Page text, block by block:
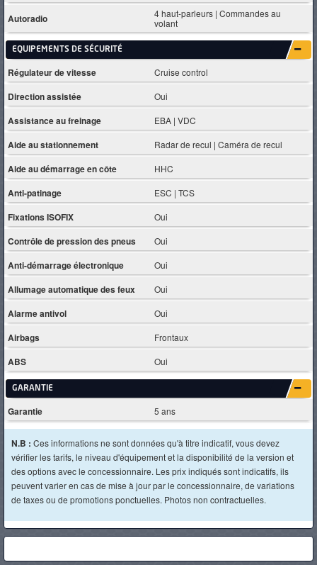
Autoradio
4 haut-parleurs | Commandes au
volant
EQUIPEMENTS DE SÉCURITÉ
Régulateur de vitesse Cruise control
Direction assistée Oui
Assistance au freinage EBA | VDC
Aide au stationnement Radar de recul | Caméra de recul
Aide au démarrage en côte HHC
Anti-patinage ESC | TCS
Fixations ISOFIX Oui
Contrôle de pression des pneus Oui
Anti-démarrage électronique Oui
Allumage automatique des feux Oui
Alarme antivol Oui
Airbags Frontaux
ABS Oui
GARANTIE
Garantie 5 ans
N.B : Ces informations ne sont données qu'à titre indicatif, vous devez
vérifier les tarifs, le niveau d'équipement et la disponibilité de la version et
des options avec le concessionnaire. Les prix indiqués sont indicatifs, ils
peuvent varier en cas de mise à jour par le concessionnaire, de variations
de taxes ou de promotions ponctuelles. Photos non contractuelles.